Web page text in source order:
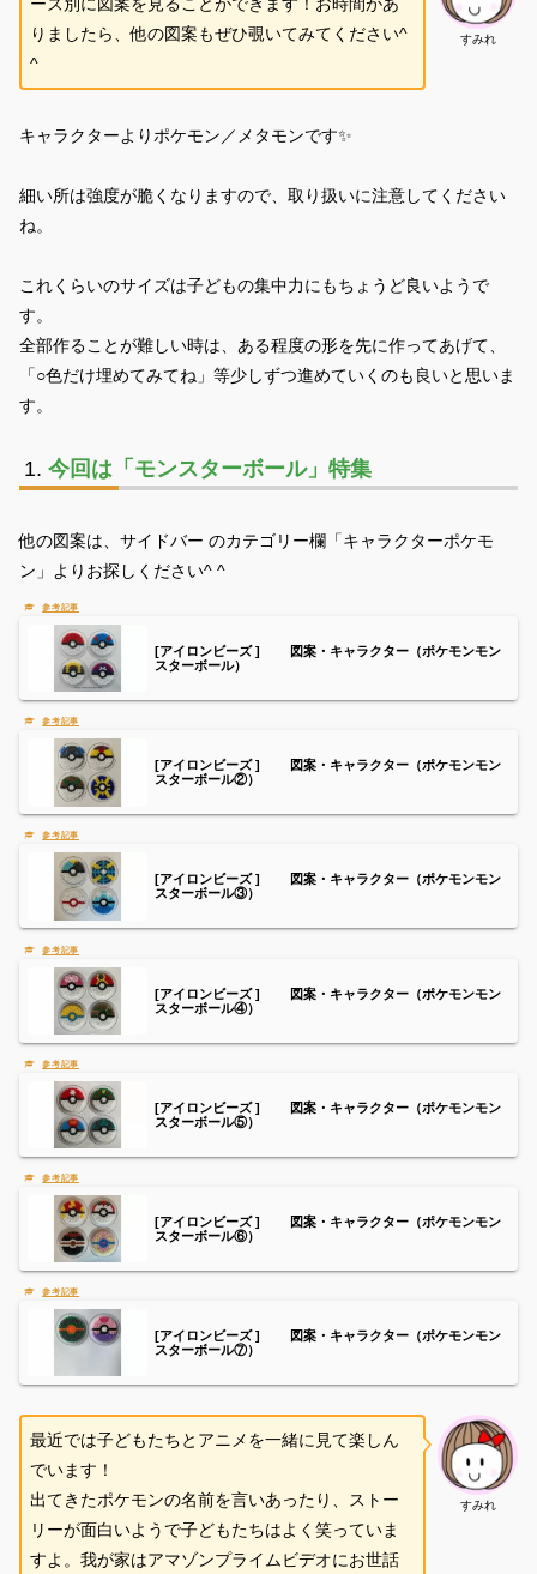
すみれ
ーズ別に図案を見ることができます！お時間があ
りましたら、他の図案もぜひ覗いてみてください^
^
キャラクターよりポケモン／メタモンです✨
細い所は強度が脆くなりますので、取り扱いに注意してください
ね。
これくらいのサイズは子どもの集中力にもちょうど良いようで
す。
全部作ることが難しい時は、ある程度の形を先に作ってあげて、
「○色だけ埋めてみてね」等少しずつ進めていくのも良いと思いま
す。
今回は「モンスターボール」特集
他の図案は、サイドバー のカテゴリー欄「キャラクターポケモ
ン」よりお探しください^ ^
[アイロンビーズ ] 図案・キャラクター（ポケモンモン
スターボール）
[アイロンビーズ ] 図案・キャラクター（ポケモンモン
スターボール②）
[アイロンビーズ ] 図案・キャラクター（ポケモンモン
スターボール③）
[アイロンビーズ ] 図案・キャラクター（ポケモンモン
スターボール④）
[アイロンビーズ ] 図案・キャラクター（ポケモンモン
スターボール⑤）
[アイロンビーズ ] 図案・キャラクター（ポケモンモン
スターボール⑥）
[アイロンビーズ ] 図案・キャラクター（ポケモンモン
スターボール⑦）
すみれ
最近では子どもたちとアニメを一緒に見て楽しん
でいます！
出てきたポケモンの名前を言いあったり、ストー
リーが面白いようで子どもたちはよく笑っていま
すよ。我が家はアマゾンプライムビデオにお世話